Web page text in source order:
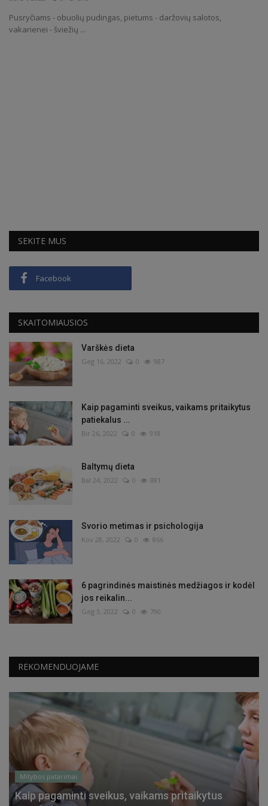
Receptai
Pusryčiams - obuolių pudingas, pietums - daržovių salotos,
vakarienei - šviežių ...
SEKITE MUS
Facebook
SKAITOMIAUSIOS
Varškės dieta
Geg 16, 2022 0 987
Kaip pagaminti sveikus, vaikams pritaikytus
patiekalus ...
Bir 26, 2022 0 918
Baltymų dieta
Bal 24, 2022 0 881
Svorio metimas ir psichologija
Kov 28, 2022 0 866
6 pagrindinės maistinės medžiagos ir kodėl
jos reikalin...
Geg 3, 2022 0 790
REKOMENDUOJAME
Mitybos patarimai
Kaip pagaminti sveikus, vaikams pritaikytus